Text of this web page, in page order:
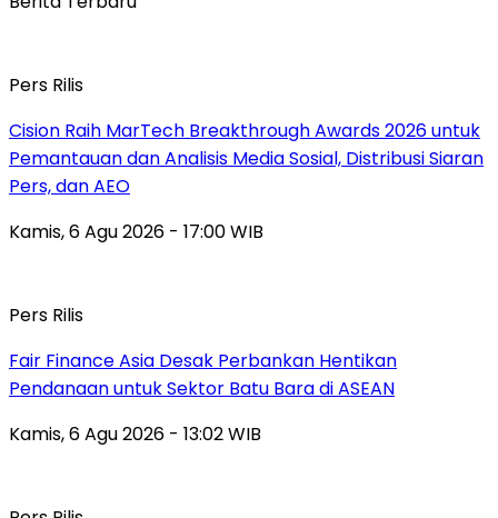
Pers Rilis
Cision Raih MarTech Breakthrough Awards 2026 untuk
Pemantauan dan Analisis Media Sosial, Distribusi Siaran
Pers, dan AEO
Kamis, 6 Agu 2026 - 17:00 WIB
Pers Rilis
Fair Finance Asia Desak Perbankan Hentikan
Pendanaan untuk Sektor Batu Bara di ASEAN
Kamis, 6 Agu 2026 - 13:02 WIB